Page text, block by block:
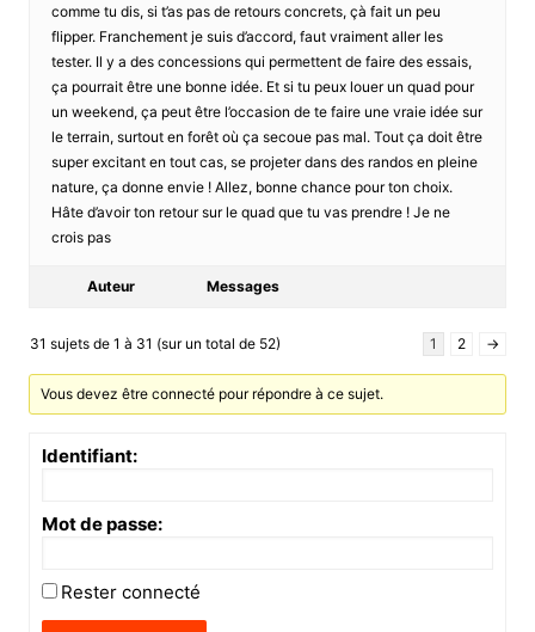
comme tu dis, si t’as pas de retours concrets, çà fait un peu
flipper. Franchement je suis d’accord, faut vraiment aller les
tester. Il y a des concessions qui permettent de faire des essais,
ça pourrait être une bonne idée. Et si tu peux louer un quad pour
un weekend, ça peut être l’occasion de te faire une vraie idée sur
le terrain, surtout en forêt où ça secoue pas mal. Tout ça doit être
super excitant en tout cas, se projeter dans des randos en pleine
nature, ça donne envie ! Allez, bonne chance pour ton choix.
Hâte d’avoir ton retour sur le quad que tu vas prendre ! Je ne
crois pas
Auteur Messages
31 sujets de 1 à 31 (sur un total de 52) 1 2 →
Vous devez être connecté pour répondre à ce sujet.
Identifiant:
Mot de passe:
Rester connecté